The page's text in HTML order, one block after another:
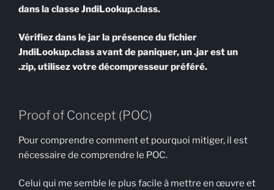
dans la classe JndiLookup.class.
Vérifiez dans le jar la présence du fichier
JndiLookup.class avant de paniquer, un .jar est un
.zip, utilisez votre décompresseur préféré.
Proof of Concept (POC)
Pour comprendre comment et pourquoi mitiger, il est
nécessaire de comprendre le POC.
Celui qui me semble le plus facile à mettre en œuvre et